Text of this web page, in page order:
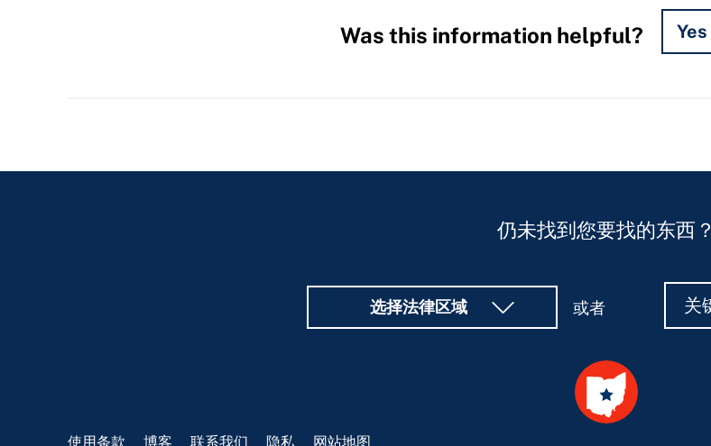
Was this information helpful? Yes
仍未找到您要找的东西？
选择法律区域 或者
索
使用条款 博客 联系我们 隐私 网站地图